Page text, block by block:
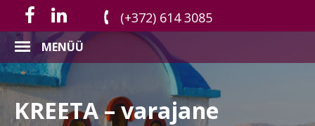
(+372) 614 3085
MENÜÜ
KREETA – varajane